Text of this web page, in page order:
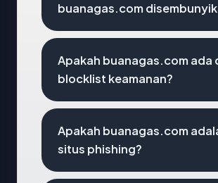
buanagas.com
Apakah buanagas.com ada
blocklist keamanan?
Apakah buanagas.com
situs phishing?